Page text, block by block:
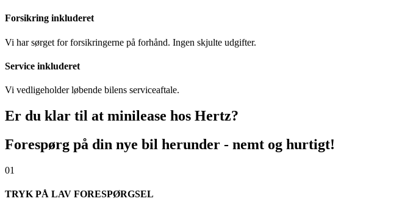
Forsikring inkluderet
Vi har sørget for forsikringerne på forhånd. Ingen skjulte udgifter.
Service inkluderet
Vi vedligeholder løbende bilens serviceaftale.
Er du klar til at minilease hos Hertz?
Forespørg på din nye bil herunder - nemt og hurtigt!
01
TRYK PÅ LAV FORESPØRGSEL